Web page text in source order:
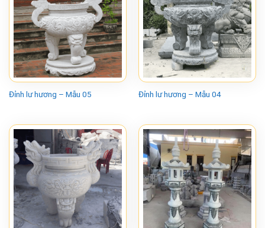
Đỉnh lư hương – Mẫu 05 Đỉnh lư hương – Mẫu 04